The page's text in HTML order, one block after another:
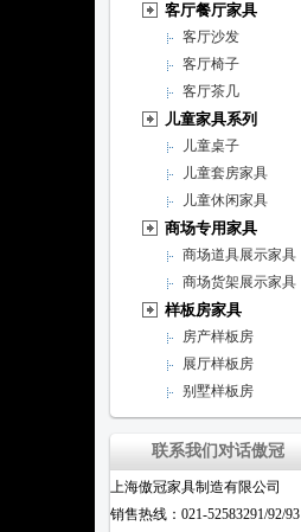
客厅餐厅家具
客厅沙发
客厅椅子
客厅茶几
儿童家具系列
儿童桌子
儿童套房家具
儿童休闲家具
商场专用家具
商场道具展示家具
商场货架展示家具
样板房家具
房产样板房
展厅样板房
别墅样板房
联系我们对话傲冠
上海傲冠家具制造有限公司
销售热线：021-52583291/92/93